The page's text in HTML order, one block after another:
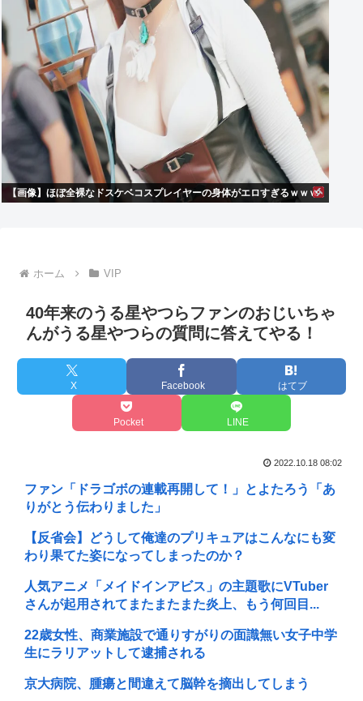
【画像】ほぼ全裸なドスケベコスプレイヤーの身体がエロすぎるｗｗｗ
ホーム VIP
40年来のうる星やつらファンのおじいちゃ
んがうる星やつらの質問に答えてやる！
X Facebook はてブ
Pocket LINE
2022.10.18 08:02
ファン「ドラゴボの連載再開して！」とよたろう「あ
りがとう伝わりました」
【反省会】どうして俺達のプリキュアはこんなにも変
わり果てた姿になってしまったのか？
人気アニメ「メイドインアビス」の主題歌にVTuber
さんが起用されてまたまたまた炎上、もう何回目...
22歳女性、商業施設で通りすがりの面識無い女子中学
生にラリアットして逮捕される
京大病院、腫瘍と間違えて脳幹を摘出してしまう